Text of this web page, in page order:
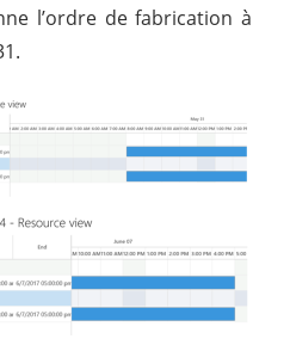
l’ordre de fabrication à